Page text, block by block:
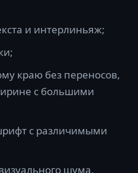
и интерлиньяж;
краю без переносов,
с большими
с различимыми
шума.